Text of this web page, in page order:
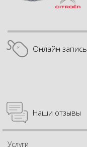
Онлайн запись
Наши отзывы
Услуги